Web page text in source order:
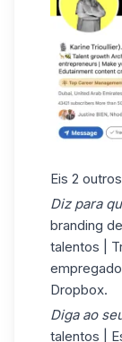
Eis 2
Diz para
branding
talentos |
Dropbox.
Diga ao
talentos |